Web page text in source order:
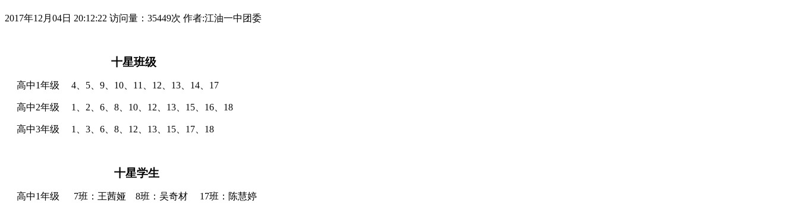
2017年12月04日 20:12:22 访问量： 35449次 作者:江油一中团委
十星班级
高中1年级 4 5 9 10 11 12 13 14 17
高中2年级 1 2 6 8 10 12 13 15 16 18
高中3年级 1 3 6 8 12 13 15 17 18
十星学生
高中1年级 7班：王茜娅 8班：吴奇材 17班：陈慧婷